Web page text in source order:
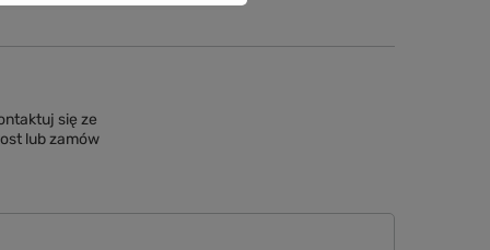
się ze
lub zamów